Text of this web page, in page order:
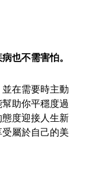
也不需害怕。
在需要時主動
助你平穩度過
度迎接人生新
屬於自己的美